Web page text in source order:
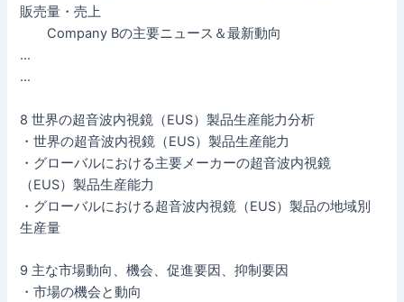
販売量・売上
Company Bの主要ニュース＆最新動向
…
…
8 世界の超音波内視鏡（EUS）製品生産能力分析
・世界の超音波内視鏡（EUS）製品生産能力
・グローバルにおける主要メーカーの超音波内視鏡
（EUS）製品生産能力
・グローバルにおける超音波内視鏡（EUS）製品の地域別
生産量
9 主な市場動向、機会、促進要因、抑制要因
・市場の機会と動向